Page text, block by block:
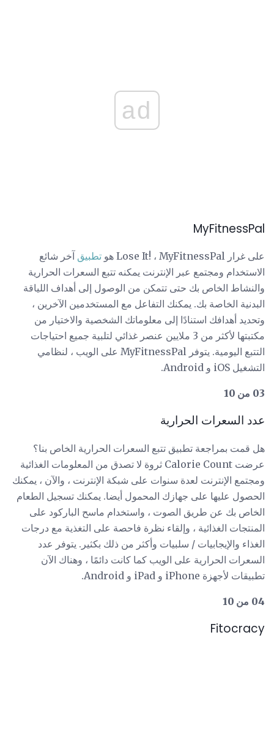
ad
MyFitnessPal
على غرار Lose It! ، MyFitnessPal هو تطبيق آخر شائع
الاستخدام ومجتمع عبر الإنترنت يمكنه تتبع السعرات الحرارية
والنشاط الخاص بك حتى تتمكن من الوصول إلى أهداف اللياقة
البدنية الخاصة بك. يمكنك التفاعل مع المستخدمين الآخرين ،
وتحديد أهدافك استنادًا إلى معلوماتك الشخصية والاختيار من
مكتبتها لأكثر من 3 ملايين عنصر غذائي لتلبية جميع احتياجات
التتبع اليومية. يتوفر MyFitnessPal على الويب ، لنظامي
التشغيل iOS و Android.
03 من 10
عدد السعرات الحرارية
هل قمت بمراجعة تطبيق تتبع السعرات الحرارية الخاص بنا؟
عرضت Calorie Count ثروة لا تصدق من المعلومات الغذائية
ومجتمع الإنترنت لعدة سنوات على شبكة الإنترنت ، والآن ، يمكنك
الحصول عليها على جهازك المحمول أيضا. يمكنك تسجيل الطعام
الخاص بك عن طريق الصوت ، واستخدام ماسح الباركود على
المنتجات الغذائية ، وإلقاء نظرة فاحصة على التغذية مع درجات
الغذاء والإيجابيات / سلبيات وأكثر من ذلك بكثير. يتوفر عدد
السعرات الحرارية على الويب كما كانت دائمًا ، وهناك الآن
تطبيقات لأجهزة iPhone و iPad و Android.
04 من 10
Fitocracy